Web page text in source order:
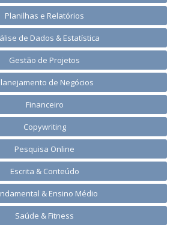
Planilhas e Relatórios
de Dados & Estatística
Gestão de Projetos
de Negócios
Financeiro
Copywriting
Pesquisa Online
Escrita & Conteúdo
& Ensino Médio
Saúde & Fitness